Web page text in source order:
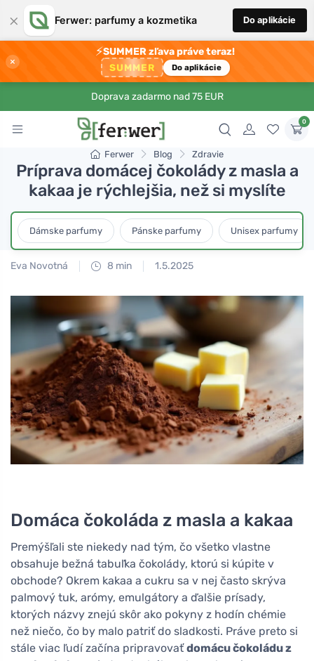
× Ferwer: parfumy a kozmetika Do aplikácie
×
⚡SUMMER zľava práve teraz!
SUMMER Do aplikácie
Doprava zadarmo nad 75 EUR
0
Ferwer Blog Zdravie
Príprava domácej čokolády z masla a
kakaa je rýchlejšia, než si myslíte
Dámske parfumy Pánske parfumy Unisex parfumy
Eva Novotná 8 min 1.5.2025
Domáca čokoláda z masla a kakaa
Premýšľali ste niekedy nad tým, čo všetko vlastne
obsahuje bežná tabuľka čokolády, ktorú si kúpite v
obchode? Okrem kakaa a cukru sa v nej často skrýva
palmový tuk, arómy, emulgátory a ďalšie prísady,
ktorých názvy znejú skôr ako pokyny z hodín chémie
než niečo, čo by malo patriť do sladkosti. Práve preto si
stále viac ľudí začína pripravovaťdomácu čokoládu z